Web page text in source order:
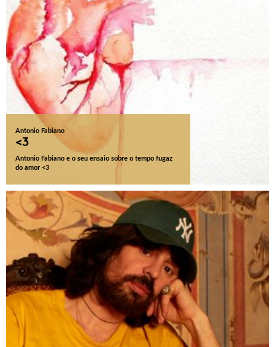
Antonio Fabiano
<3
Antonio Fabiano e o seu ensaio sobre o tempo fugaz
do amor <3